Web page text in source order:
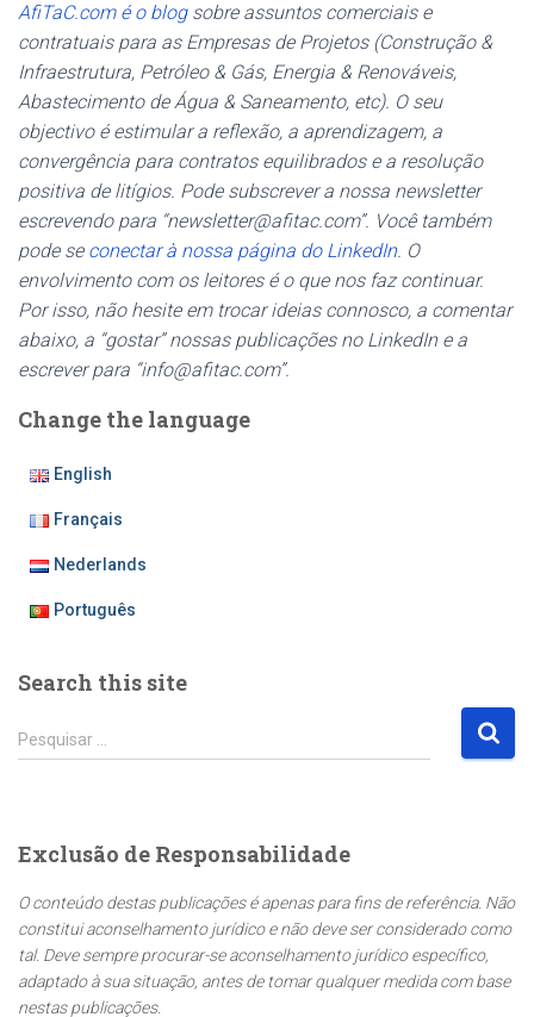
AfiTaC.com é o blogsobre assuntos comerciais e
contratuais para as Empresas de Projetos (Construção &
Infraestrutura, Petróleo & Gás, Energia & Renováveis,
Abastecimento de Água & Saneamento, etc). O seu
objectivo é estimular a reflexão, a aprendizagem, a
convergência para contratos equilibrados e a resolução
positiva de litígios. Pode subscrever a nossa newsletter
escrevendo para “newsletter@afitac.com”. Você também
pode se conectar à nossa página do LinkedIn. O
envolvimento com os leitores é o que nos faz continuar.
Por isso, não hesite em trocar ideias connosco, a comentar
abaixo, a “gostar” nossas publicações no LinkedIn e a
escrever para “info@afitac.com”.
Change the language
English
Français
Nederlands
Português
Search this site
P
e
i
a
r
p
o
Pesquisar …
Exclusão de Responsabilidade
O conteúdo destas publicações é apenas para fins de referência. Não
constitui aconselhamento jurídico e não deve ser considerado como
tal. Deve sempre procurar-se aconselhamento jurídico específico,
adaptado à sua situação, antes de tomar qualquer medida com base
nestas publicações.